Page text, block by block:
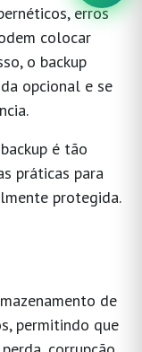
erros
colocar
o backup
opcional e se
.
é tão
práticas para
protegida.
de
permitindo que